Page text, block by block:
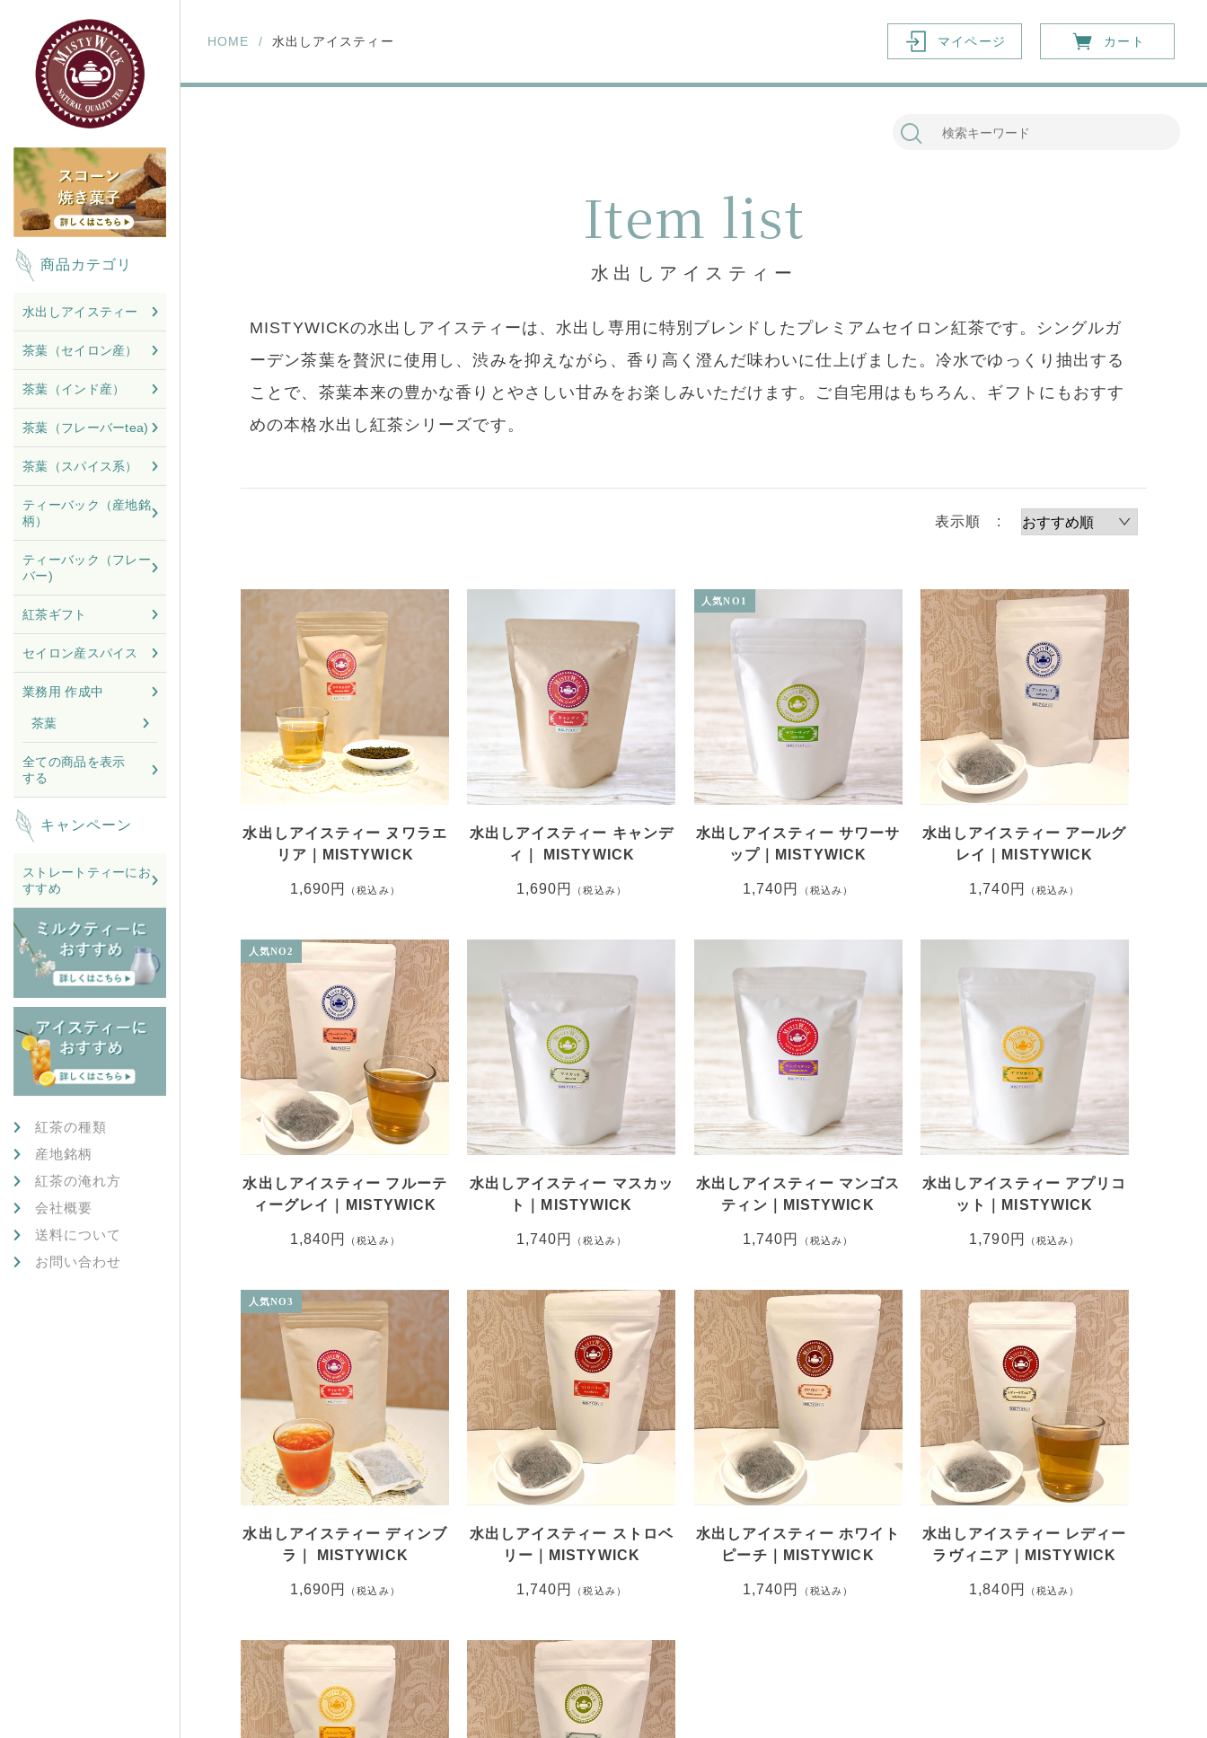
商品カテゴリ
水出しアイスティー
茶葉（セイロン産）
茶葉（インド産）
茶葉（フレーバーtea)
茶葉（スパイス系）
ティーバック（産地銘
柄）
ティーバック（フレー
バー)
紅茶ギフト
セイロン産スパイス
業務用 作成中
茶葉
全ての商品を表示
する
キャンペーン
ストレートティーにお
すすめ
紅茶の種類
産地銘柄
紅茶の淹れ方
会社概要
送料について
お問い合わせ
HOME 水出しアイスティー マイページ カート
Item list
水出しアイスティー
MISTYWICKの水出しアイスティーは、水出し専用に特別ブレンドしたプレミアムセイロン紅茶です。シングルガ
ーデン茶葉を贅沢に使用し、渋みを抑えながら、香り高く澄んだ味わいに仕上げました。冷水でゆっくり抽出する
ことで、茶葉本来の豊かな香りとやさしい甘みをお楽しみいただけます。ご自宅用はもちろん、ギフトにもおすす
めの本格水出し紅茶シリーズです。
表示順 :
水出しアイスティー ヌワラエ
リア｜MISTYWICK
1,690円 （税込み）
水出しアイスティー キャンデ
ィ｜ MISTYWICK
1,690円 （税込み）
水出しアイスティー サワーサ
ップ｜MISTYWICK
1,740円 （税込み）
水出しアイスティー アールグ
レイ｜MISTYWICK
1,740円 （税込み）
水出しアイスティー フルーテ
ィーグレイ｜MISTYWICK
1,840円 （税込み）
水出しアイスティー マスカッ
ト｜MISTYWICK
1,740円 （税込み）
水出しアイスティー マンゴス
ティン｜MISTYWICK
1,740円 （税込み）
水出しアイスティー アプリコ
ット｜MISTYWICK
1,790円 （税込み）
水出しアイスティー ディンブ
ラ｜ MISTYWICK
1,690円 （税込み）
水出しアイスティー ストロベ
リー｜MISTYWICK
1,740円 （税込み）
水出しアイスティー ホワイト
ピーチ｜MISTYWICK
1,740円 （税込み）
水出しアイスティー レディー
ラヴィニア｜MISTYWICK
1,840円 （税込み）